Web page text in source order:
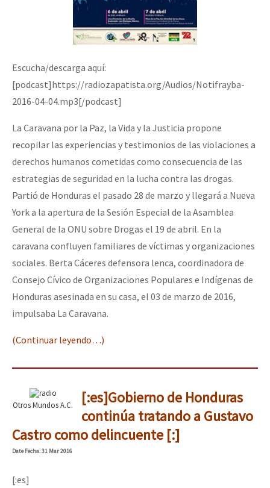
Escucha/descarga aquí:
[podcast]https://radiozapatista.org/Audios/Notifrayba-
2016-04-04.mp3[/podcast]
La Caravana por la Paz, la Vida y la Justicia propone
recopilar las experiencias y testimonios de las violaciones a
derechos humanos cometidas como consecuencia de las
estrategias de seguridad en la lucha contra las drogas.
Partió de Honduras el pasado 28 de marzo y llegará a Nueva
York a la apertura de la Sesión Especial de la Asamblea
General de la ONU sobre Drogas el 19 de abril. En la
caravana confluyen familiares de víctimas y organizaciones
sociales. Berta Cáceres defensora lenca, coordinadora de
Consejo Cívico de Organizaciones Populares e Indígenas de
Honduras asesinada en su casa, el 03 de marzo de 2016,
impulsaba La Caravana.
(Continuar leyendo…)
Otros Mundos A.C.
[:es]Gobierno de Honduras
continúa tratando a Gustavo
Castro como delincuente [:]
DateFecha: 31 Mar 2016
[:es]